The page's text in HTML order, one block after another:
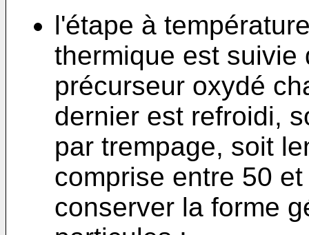
l'étape à
thermique est suivie
précurseur oxydé
dernier est refroidi,
par trempage, soit
comprise entre 50
conserver la forme